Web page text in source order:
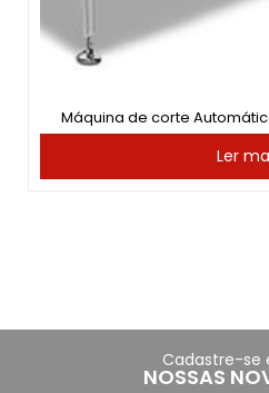
Máquina de corte
Ler
Cadastre-se
NOSSAS